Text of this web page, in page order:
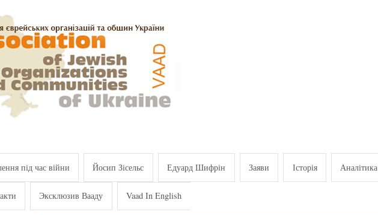
під час війни Йосип Зісельс Едуард Шифрін Заяви Історія Аналітика
Эксклюзив Вааду Vaad In English